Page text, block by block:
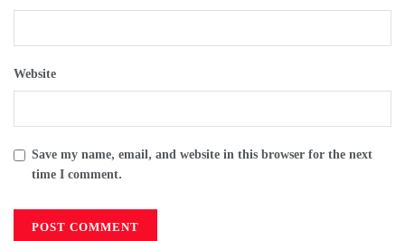
Website
Save my name, email, and website in this browser for the next
time I comment.